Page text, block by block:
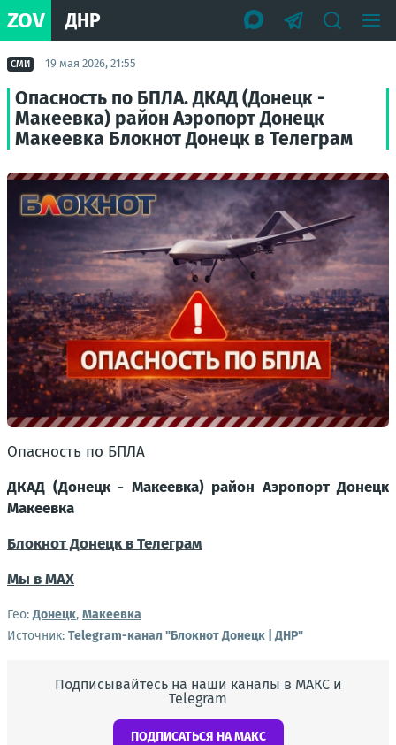
ZOV ДНР
СМИ 19 мая 2026, 21:55
Опасность по БПЛА. ДКАД (Донецк -
Макеевка) район Аэропорт Донецк
Макеевка Блокнот Донецк в Телеграм
Опасность по БПЛА
ДКАД (Донецк - Макеевка) район Аэропорт Донецк
Макеевка
Блокнот Донецк в Телеграм
Мы в МАХ
Гео:Донецк, Макеевка
Источник: Telegram-канал "Блокнот Донецк | ДНР"
Подписывайтесь на наши каналы в МАКС и
Telegram
ПОДПИСАТЬСЯ НА МАКС